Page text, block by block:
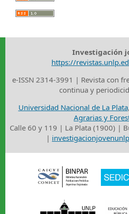
Investigación
https://
e-ISSN 2314-3991 | Revista con
continua y
Universidad Nacional de La Plata,
Agrarias y
Calle 60 y 119 | La Plata (1900) |
|